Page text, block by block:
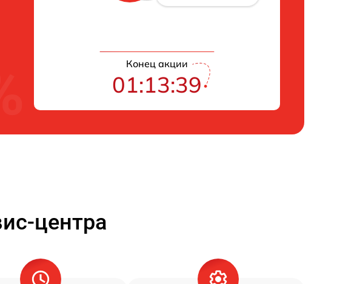
Конец акции
01:13:38
центра